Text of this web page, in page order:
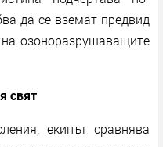
да се вземат предвид
озоноразрушаващите
свят
екипът сравнява